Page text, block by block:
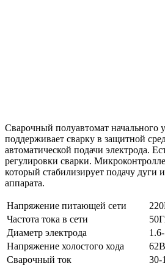
Сварочный полуавтомат начального
поддерживает сварку в защитной
автоматической подачи электрода.
регулировки сварки.
который стабилизирует подачу дуги
аппарата.
Напряжение питающей сети
Частота тока в сети
Диаметр электрода
Напряжение холостого хода
62В
Сварочный ток
30-